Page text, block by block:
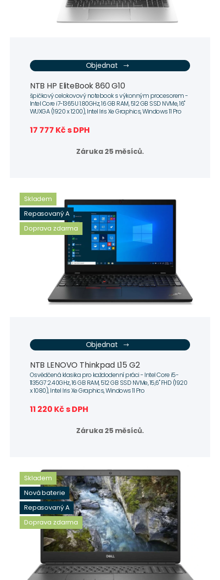
Objednat
NTB HP EliteBook 860 G10
špičkový celokovový notebook s výkonným procesorem -
Intel Core i7-1365U 1.80GHz, 16 GB RAM, 512 GB SSD NVMe, 16"
WUXGA (1920 x 1200), Intel Iris Xe Graphics, Windows 11 Pro
17 777 Kč s DPH
Záruka 25 měsíců.
Skladem
Repasovaný A
Doprava zdarma
Objednat
NTB LENOVO Thinkpad L15 G2
Osvědčená klasika pro každodenní práci - Intel Core i5-
1135G7 2.40GHz, 16 GB RAM, 512 GB SSD NVMe, 15,6" FHD (1920
x 1080), Intel Iris Xe Graphics, Windows 11 Pro
11 220 Kč s DPH
Záruka 25 měsíců.
Skladem
Nová baterie
Repasovaný A
Doprava zdarma